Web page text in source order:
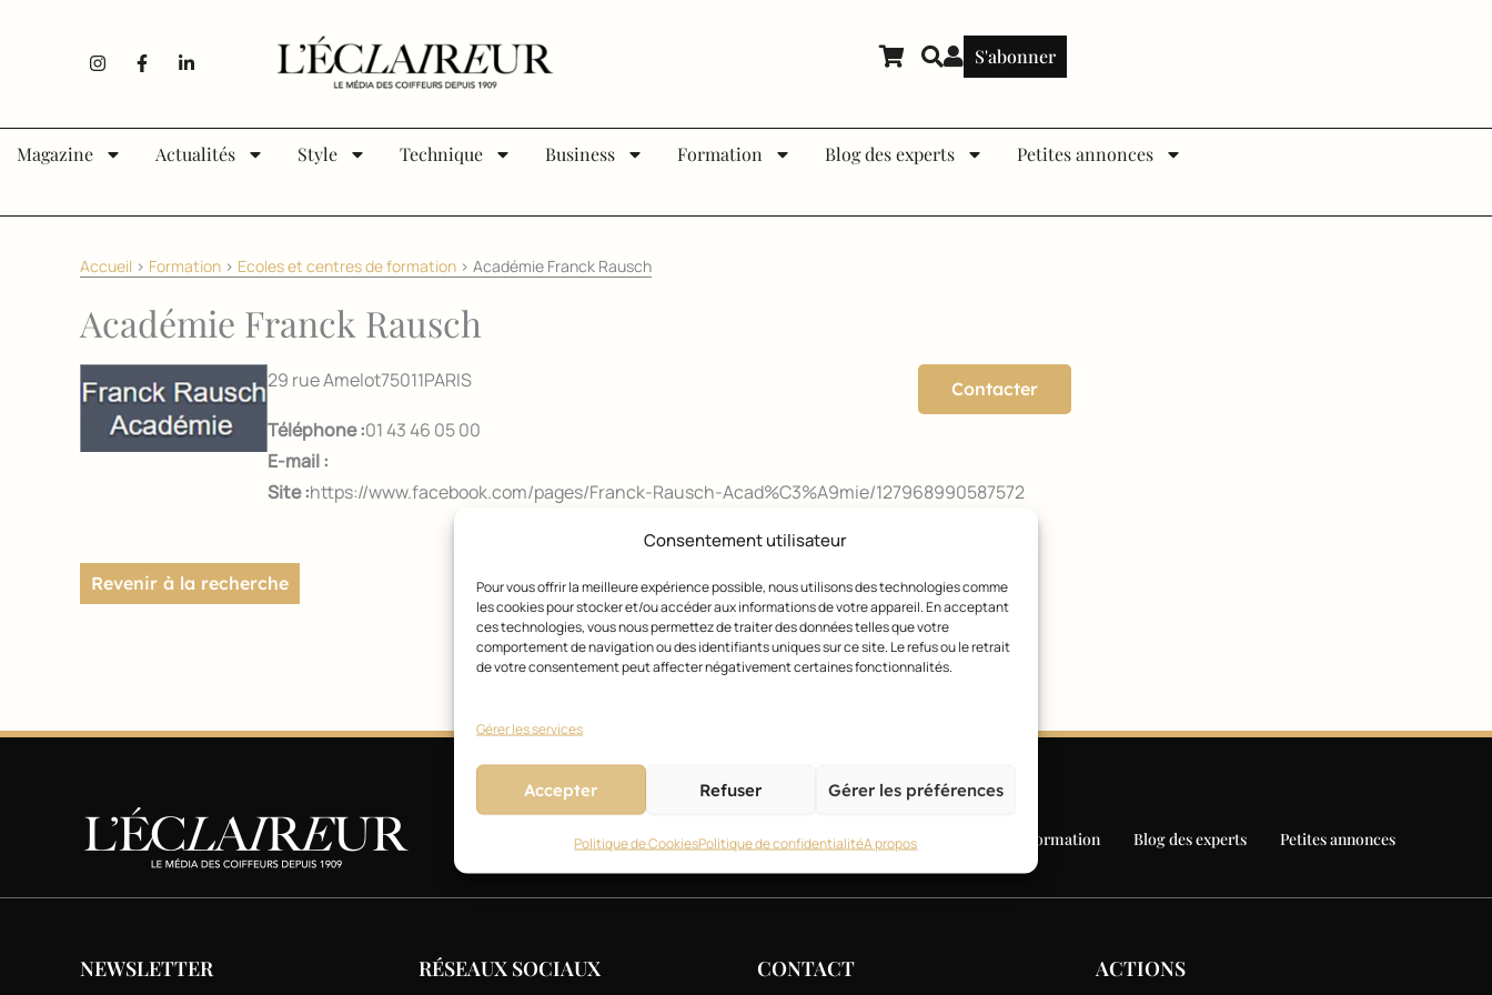
Consentement utilisateur
Pour vous offrir la meilleure expérience possible, nous utilisons des technologies comme
les cookies pour stocker et/ou accéder aux informations de votre appareil. En acceptant
ces technologies, vous nous permettez de traiter des données telles que votre
comportement de navigation ou des identifiants uniques sur ce site. Le refus ou le retrait
de votre consentement peut affecter négativement certaines fonctionnalités.
Gérer les services
Accepter Refuser Gérer les préférences
Politique de CookiesPolitique de confidentialitéA propos
I
n
a
F
a
b
f
L
i
e
i
i
S'abonner
Magazine Actualités Style Technique Business Formation Blog des experts Petites annonces
Accueil > Formation > Ecoles et centres de formation > Académie Franck Rausch
Académie Franck Rausch
29 rue Amelot75011PARIS Contacter
Téléphone :01 43 46 05 00
E-mail :
Site :https://www.facebook.com/pages/Franck-Rausch-Acad%C3%A9mie/127968990587572
Revenir à la recherche
Magazine Actualités Style Technique Formation Blog des experts Petites annonces
NEWSLETTER RÉSEAUX SOCIAUX CONTACT ACTIONS